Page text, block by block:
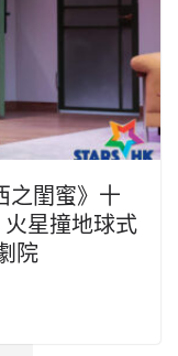
之閨蜜》十
星撞地球式
院